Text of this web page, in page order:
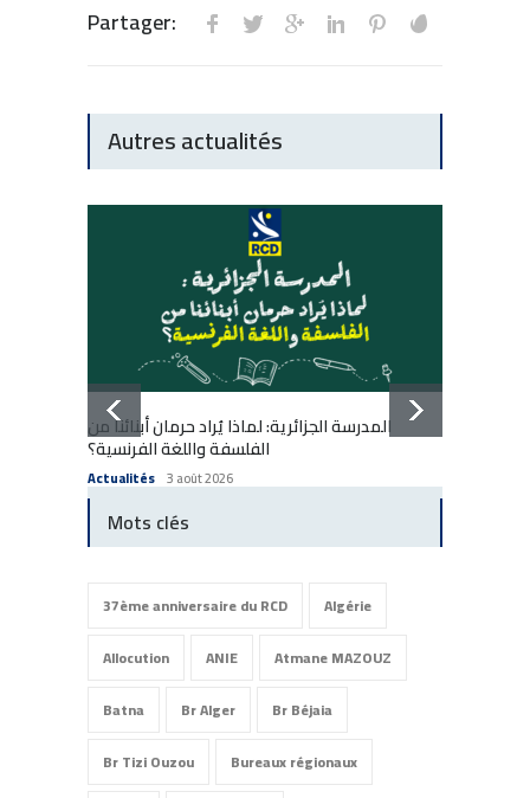
Partager:
Autres actualités
المدرسة الجزائرية: لماذا يُراد حرمان أبنائنا من
الفلسفة واللغة الفرنسية؟
Actualités 3 août 2026
Mots clés
37ème anniversaire du RCD
Algérie
Allocution
ANIE
Atmane MAZOUZ
Batna
Br Alger
Br Béjaia
Br Tizi Ouzou
Bureaux régionaux